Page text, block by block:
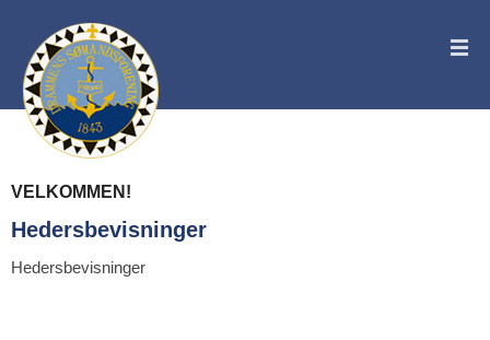
VELKOMMEN!
Hedersbevisninger
Hedersbevisninger